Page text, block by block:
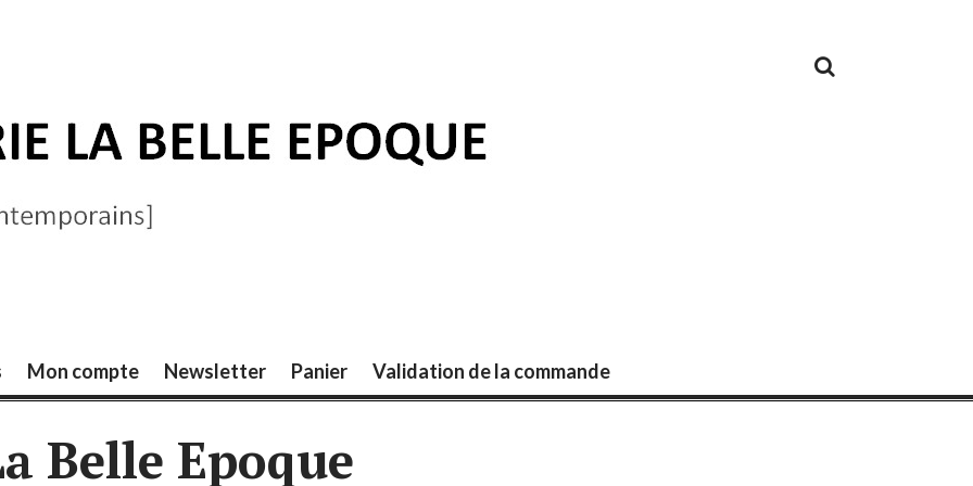
Mon compte Newsletter Panier Validation de la commande
Belle Epoque